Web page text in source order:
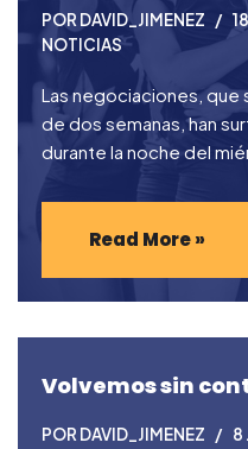
POR DAVID_JIMENEZ
NOTICIAS
Las negociaciones, que
de dos semanas, han
durante la noche del
Read More »
Volvemos sin
POR DAVID_JIMENEZ 8